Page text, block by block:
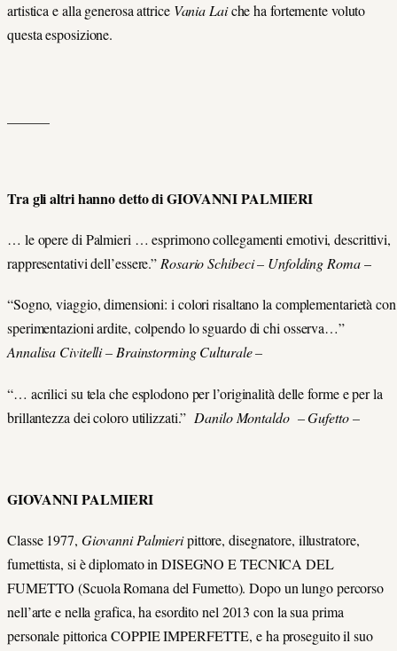
artistica e alla generosa attrice Vania Laiche ha fortemente voluto
questa esposizione.
Tra gli altri hanno detto di GIOVANNI PALMIERI
… le opere di Palmieri … esprimono collegamenti emotivi, descrittivi,
rappresentativi dell’essere.”Rosario Schibeci – Unfolding Roma–
“Sogno, viaggio, dimensioni: i colori risaltano la complementarietà con
sperimentazioni ardite, colpendo lo sguardo di chi osserva…”
Annalisa Civitelli – Brainstorming Culturale –
“… acrilici su tela che esplodono per l’originalità delle forme e per la
brillantezza dei coloro utilizzati.” Danilo Montaldo – Gufetto –
GIOVANNI PALMIERI
Classe 1977, Giovanni Palmieripittore, disegnatore, illustratore,
fumettista, si è diplomato in DISEGNO E TECNICA DEL
FUMETTO (Scuola Romana del Fumetto). Dopo un lungo percorso
nell’arte e nella grafica, ha esordito nel 2013 con la sua prima
personale pittorica COPPIE IMPERFETTE, e ha proseguito il suo